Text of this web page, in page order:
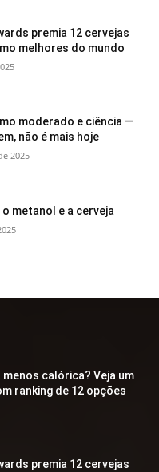
premia 12 cervejas
melhores do mundo
moderado e ciência —
não é mais hoje
2025
metanol e a cerveja
menos calórica? Veja um
ranking de 12 opções
premia 12 cervejas